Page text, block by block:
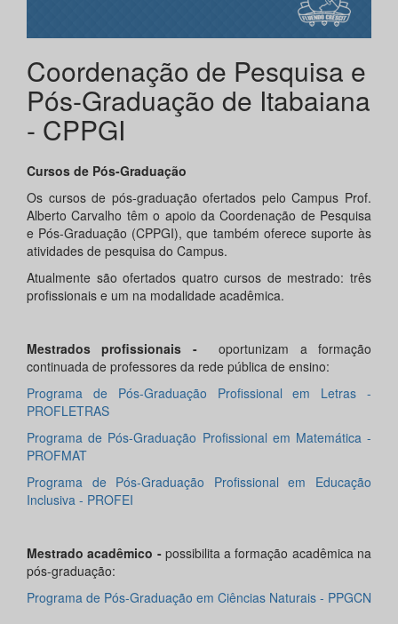
Coordenação de Pesquisa e
Pós-Graduação de Itabaiana
- CPPGI
Cursos de Pós-Graduação
Os cursos de pós-graduação ofertados pelo Campus Prof.
Alberto Carvalho têm o apoio da Coordenação de Pesquisa
e Pós-Graduação (CPPGI), que também oferece suporte às
atividades de pesquisa do Campus.
Atualmente são ofertados quatro cursos de mestrado: três
profissionais e um na modalidade acadêmica.
Mestrados profissionais -
oportunizam a formação
continuada de professores da rede pública de ensino:
Programa de Pós-Graduação Profissional em Letras -
PROFLETRAS
Programa de Pós-Graduação Profissional em Matemática -
PROFMAT
Programa de Pós-Graduação Profissional em Educação
Inclusiva - PROFEI
Mestrado acadêmico -possibilita a formação acadêmica na
pós-graduação:
Programa de Pós-Graduação em Ciências Naturais - PPGCN